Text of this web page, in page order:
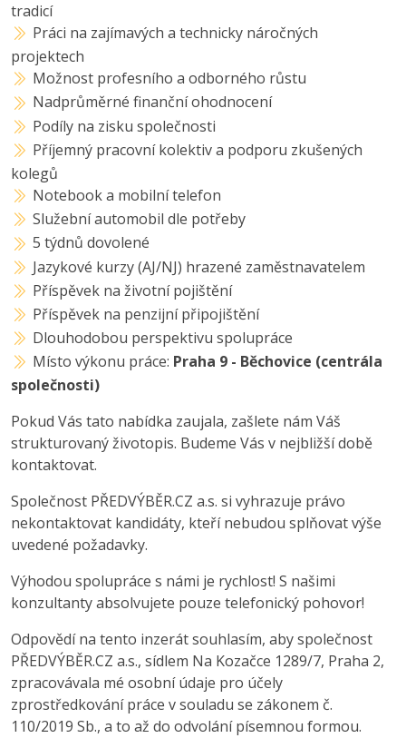
tradicí
Práci na zajímavých a technicky náročných
projektech
Možnost profesního a odborného růstu
Nadprůměrné finanční ohodnocení
Podíly na zisku společnosti
Příjemný pracovní kolektiv a podporu zkušených
kolegů
Notebook a mobilní telefon
Služební automobil dle potřeby
5 týdnů dovolené
Jazykové kurzy (AJ/NJ) hrazené zaměstnavatelem
Příspěvek na životní pojištění
Příspěvek na penzijní připojištění
Dlouhodobou perspektivu spolupráce
Místo výkonu práce: Praha 9 - Běchovice (centrála
společnosti)
Pokud Vás tato nabídka zaujala, zašlete nám Váš
strukturovaný životopis. Budeme Vás v nejbližší době
kontaktovat.
Společnost PŘEDVÝBĚR.CZ a.s. si vyhrazuje právo
nekontaktovat kandidáty, kteří nebudou splňovat výše
uvedené požadavky.
Výhodou spolupráce s námi je rychlost! S našimi
konzultanty absolvujete pouze telefonický pohovor!
Odpovědí na tento inzerát souhlasím, aby společnost
PŘEDVÝBĚR.CZ a.s., sídlem Na Kozačce 1289/7, Praha 2,
zpracovávala mé osobní údaje pro účely
zprostředkování práce v souladu se zákonem č.
110/2019 Sb., a to až do odvolání písemnou formou.